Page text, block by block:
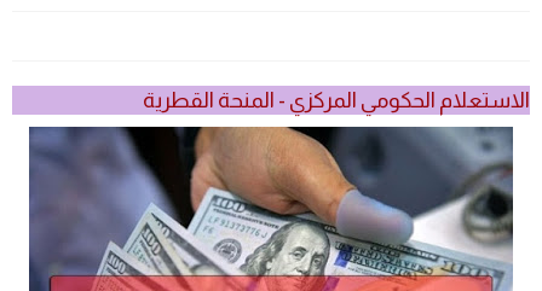
الاستعلام الحكومي المركزي - المنحة القطرية